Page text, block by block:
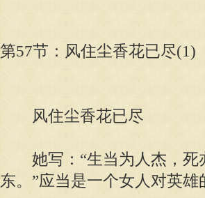
第57节：风住尘香花已尽(1)
风住尘香花已尽
她写：“生当为人杰，死
东。”应当是一个女人对英